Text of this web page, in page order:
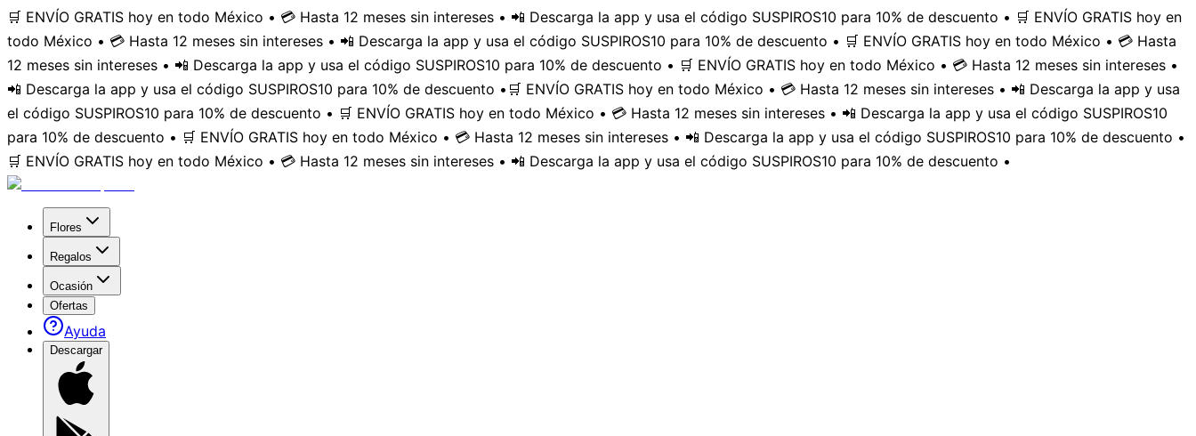
🛒 ENVÍO GRATIS hoy en todo México • 💳 Hasta 12 meses sin intereses • 📲 Descarga la app y usa el código SUSPIROS10 para 10% de descuento • 🛒 ENVÍO GRATIS hoy en
todo México • 💳 Hasta 12 meses sin intereses • 📲 Descarga la app y usa el código SUSPIROS10 para 10% de descuento • 🛒 ENVÍO GRATIS hoy en todo México • 💳 Hasta
12 meses sin intereses • 📲 Descarga la app y usa el código SUSPIROS10 para 10% de descuento • 🛒 ENVÍO GRATIS hoy en todo México • 💳 Hasta 12 meses sin intereses •
📲 Descarga la app y usa el código SUSPIROS10 para 10% de descuento • 🛒 ENVÍO GRATIS hoy en todo México • 💳 Hasta 12 meses sin intereses • 📲 Descarga la app y usa
el código SUSPIROS10 para 10% de descuento • 🛒 ENVÍO GRATIS hoy en todo México • 💳 Hasta 12 meses sin intereses • 📲 Descarga la app y usa el código SUSPIROS10
para 10% de descuento • 🛒 ENVÍO GRATIS hoy en todo México • 💳 Hasta 12 meses sin intereses • 📲 Descarga la app y usa el código SUSPIROS10 para 10% de descuento •
🛒 ENVÍO GRATIS hoy en todo México • 💳 Hasta 12 meses sin intereses • 📲 Descarga la app y usa el código SUSPIROS10 para 10% de descuento •
Flores
Regalos
Ocasión
Ofertas
Ayuda
Descargar